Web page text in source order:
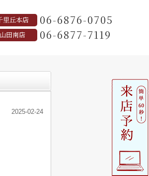
里丘本店 06-6876-0705
山田南店 06-6877-7119
2025-02-24